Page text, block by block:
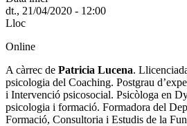
dt., 21/04/2020 - 12:00
Lloc
Online
A càrrec de Patricia Lucena.
psicologia del Coaching. Postgrau
i Intervenció psicosocial. Psicòloga en
psicologia i formació. Formadora del
Formació, Consultoria i Estudis de la